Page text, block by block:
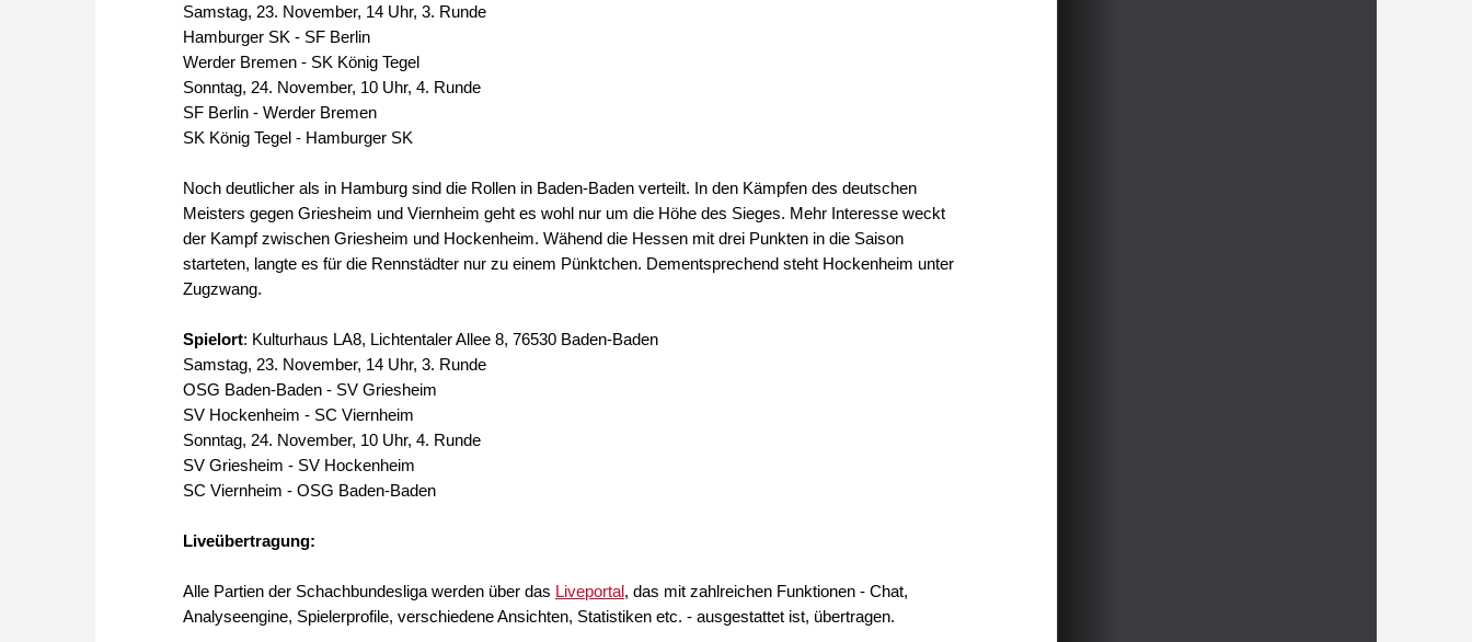
Samstag, 23. November, 14 Uhr, 3. Runde
Hamburger SK - SF Berlin
Werder Bremen - SK König Tegel
Sonntag, 24. November, 10 Uhr, 4. Runde
SF Berlin - Werder Bremen
SK König Tegel - Hamburger SK
Noch deutlicher als in Hamburg sind die Rollen in Baden-Baden verteilt. In den Kämpfen des deutschen
Meisters gegen Griesheim und Viernheim geht es wohl nur um die Höhe des Sieges. Mehr Interesse weckt
der Kampf zwischen Griesheim und Hockenheim. Wähend die Hessen mit drei Punkten in die Saison
starteten, langte es für die Rennstädter nur zu einem Pünktchen. Dementsprechend steht Hockenheim unter
Zugzwang.
Spielort: Kulturhaus LA8, Lichtentaler Allee 8, 76530 Baden-Baden
Samstag, 23. November, 14 Uhr, 3. Runde
OSG Baden-Baden - SV Griesheim
SV Hockenheim - SC Viernheim
Sonntag, 24. November, 10 Uhr, 4. Runde
SV Griesheim - SV Hockenheim
SC Viernheim - OSG Baden-Baden
Liveübertragung:
Alle Partien der Schachbundesliga werden über das Liveportal, das mit zahlreichen Funktionen - Chat,
Analyseengine, Spielerprofile, verschiedene Ansichten, Statistiken etc. - ausgestattet ist, übertragen.